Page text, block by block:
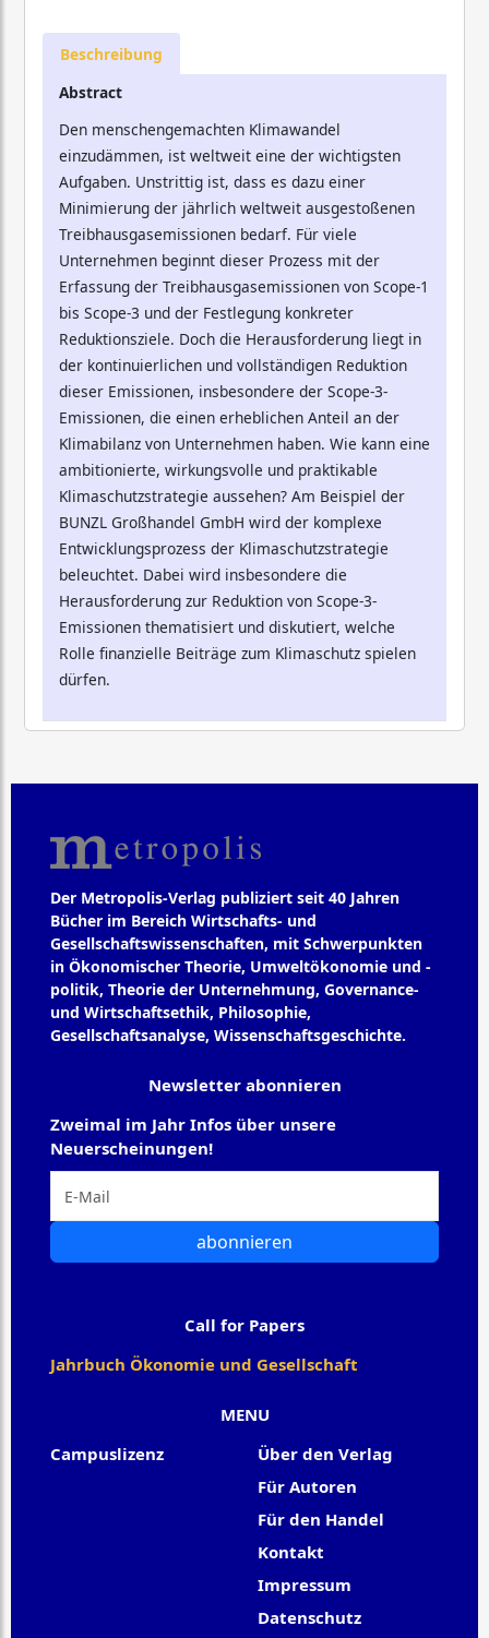
Beschreibung
Abstract
Den menschengemachten Klimawandel
einzudämmen, ist weltweit eine der wichtigsten
Aufgaben. Unstrittig ist, dass es dazu einer
Minimierung der jährlich weltweit ausgestoßenen
Treibhausgasemissionen bedarf. Für viele
Unternehmen beginnt dieser Prozess mit der
Erfassung der Treibhausgasemissionen von Scope-1
bis Scope-3 und der Festlegung konkreter
Reduktionsziele. Doch die Herausforderung liegt in
der kontinuierlichen und vollständigen Reduktion
dieser Emissionen, insbesondere der Scope-3-
Emissionen, die einen erheblichen Anteil an der
Klimabilanz von Unternehmen haben. Wie kann eine
ambitionierte, wirkungsvolle und praktikable
Klimaschutzstrategie aussehen? Am Beispiel der
BUNZL Großhandel GmbH wird der komplexe
Entwicklungsprozess der Klimaschutzstrategie
beleuchtet. Dabei wird insbesondere die
Herausforderung zur Reduktion von Scope-3-
Emissionen thematisiert und diskutiert, welche
Rolle finanzielle Beiträge zum Klimaschutz spielen
dürfen.
Der Metropolis-Verlag publiziert seit 40 Jahren
Bücher im Bereich Wirtschafts- und
Gesellschaftswissenschaften, mit Schwerpunkten
in Ökonomischer Theorie, Umweltökonomie und -
politik, Theorie der Unternehmung, Governance-
und Wirtschaftsethik, Philosophie,
Gesellschaftsanalyse, Wissenschaftsgeschichte.
MENU
Campuslizenz
Über den Verlag
Für Autoren
Für den Handel
Kontakt
Impressum
Datenschutz
Newsletter abonnieren
Zweimal im Jahr Infos über unsere
Neuerscheinungen!
abonnieren
Call for Papers
Jahrbuch Ökonomie und Gesellschaft